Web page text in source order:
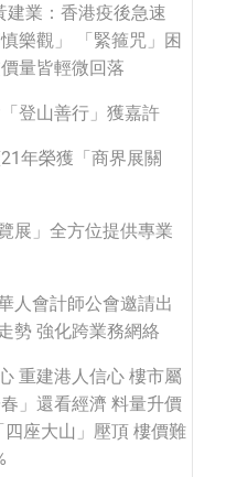
建業：香港疫後急速
樂觀」 「緊箍咒」困
量皆輕微回落
登山善行」獲嘉許
年榮獲「商界展關
展」全方位提供專業
人會計師公會邀請出
勢 強化跨業務網絡
重建港人信心 樓市屬
」還看經濟 料量升價
座大山」壓頂 樓價難